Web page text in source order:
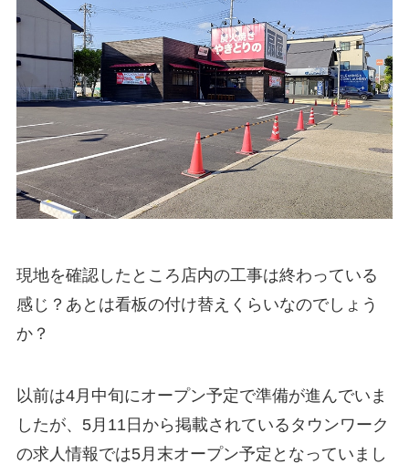
現地を確認したところ店内の工事は終わっている
感じ？あとは看板の付け替えくらいなのでしょう
か？
以前は4月中旬にオープン予定で準備が進んでいま
したが、5月11日から掲載されているタウンワーク
の求人情報では5月末オープン予定となっていまし